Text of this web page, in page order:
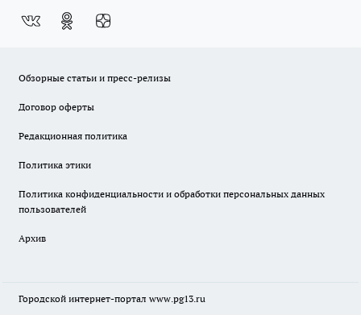
Обзорные статьи и пресс-релизы
Договор оферты
Редакционная политика
Политика этики
Политика конфиденциальности и обработки персональных данных
пользователей
Архив
Городской интернет-портал www.pg13.ru